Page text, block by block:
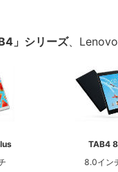
」シリーズ、
TAB4 8
8.0イン